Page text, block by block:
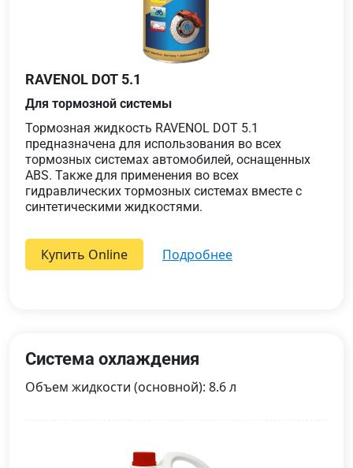
RAVENOL DOT 5.1
Для тормозной системы
Тормозная жидкость RAVENOL DOT 5.1
предназначена для использования во всех
тормозных системах автомобилей, оснащенных
ABS. Также для применения во всех
гидравлических тормозных системах вместе с
синтетическими жидкостями.
Купить Online подробнее
Система охлаждения
Объем жидкости (основной): 8.6 л